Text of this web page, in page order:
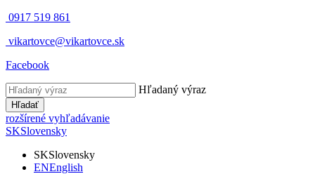
0917 519 861
vikartovce@vikartovce.sk
Facebook
Hľadaný výraz
Hľadať
rozšírené vyhľadávanie
SKSlovensky
SKSlovensky
ENEnglish